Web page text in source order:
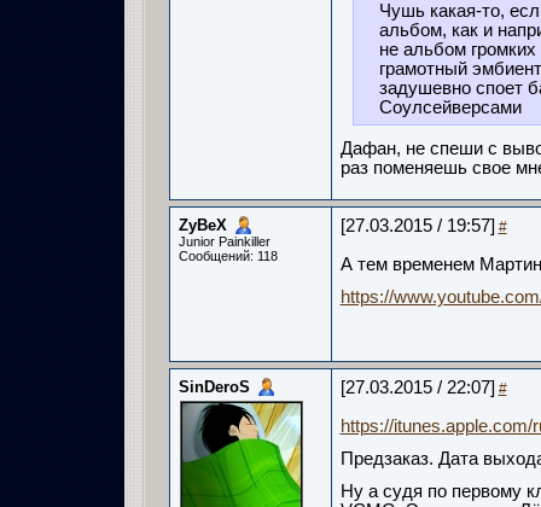
Чушь какая-то,
альбом, как и
не альбом
грамотный
задушевно споет
Соулсейверсами
Дафан, не спеши с
раз поменяешь свое
ZyBeX
Junior Painkiller
Сообщений: 118
[27.03.2015 / 19:57] #
А тем временем
https://
SinDeroS [27.03.2015 / 22:07] #
https://itunes.apple.com/
Предзаказ. Дата
Ну а судя по первому